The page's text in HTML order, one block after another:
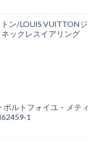
ン/LOUIS VUITTONジ
ックレスイアリング
ルトフォイユ・メティ
1